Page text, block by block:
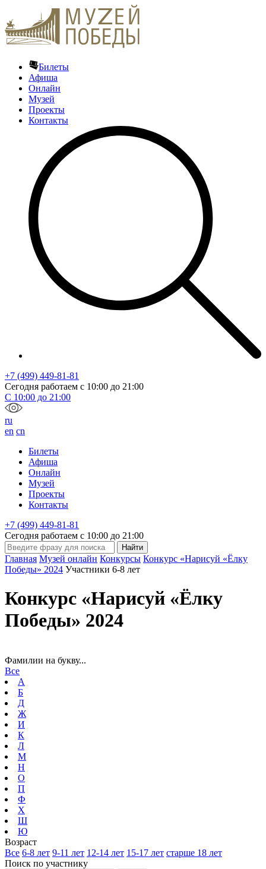
Билеты
Афиша
Онлайн
Музей
Проекты
Контакты
+7 (499) 449-81-81
Сегодня работаем с 10:00 до 21:00
С 10:00 до 21:00
ru
en cn
Билеты
Афиша
Онлайн
Музей
Проекты
Контакты
+7 (499) 449-81-81
Сегодня работаем с 10:00 до 21:00
Главная Музей онлайн Конкурсы Конкурс «Нарисуй «Ёлку
Победы» 2024 Участники 6-8 лет
Конкурс «Нарисуй «Ёлку
Победы» 2024
Фамилии на букву...
Все
А
Б
Д
Ж
И
К
Л
М
Н
О
П
Ф
Х
Ш
Ю
Возраст
Все 6-8 лет 9-11 лет 12-14 лет 15-17 лет старше 18 лет
Поиск по участнику